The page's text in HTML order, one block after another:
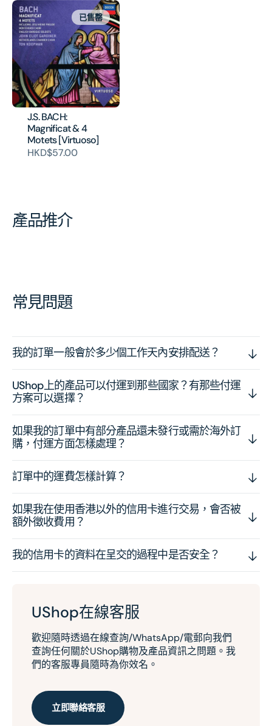
J.S. BACH:
Magnificat & 4
Motets [Virtuoso]
HKD$57.00
已售罄
產品推介
常見問題
我的訂單一般會於多少個工作天內安排配送？
UShop上的產品可以付運到那些國家？有那些付運
方案可以選擇？
如果我的訂單中有部分產品還未發行或需於海外訂
購，付運方面怎樣處理？
訂單中的運費怎樣計算？
如果我在使用香港以外的信用卡進行交易，會否被
額外徵收費用？
我的信用卡的資料在呈交的過程中是否安全？
UShop在線客服
歡迎隨時透過在線查詢/WhatsApp/電郵向我們
查詢任何關於UShop購物及產品資訊之問題。我
們的客服專員隨時為你效名。
立即聯絡客服